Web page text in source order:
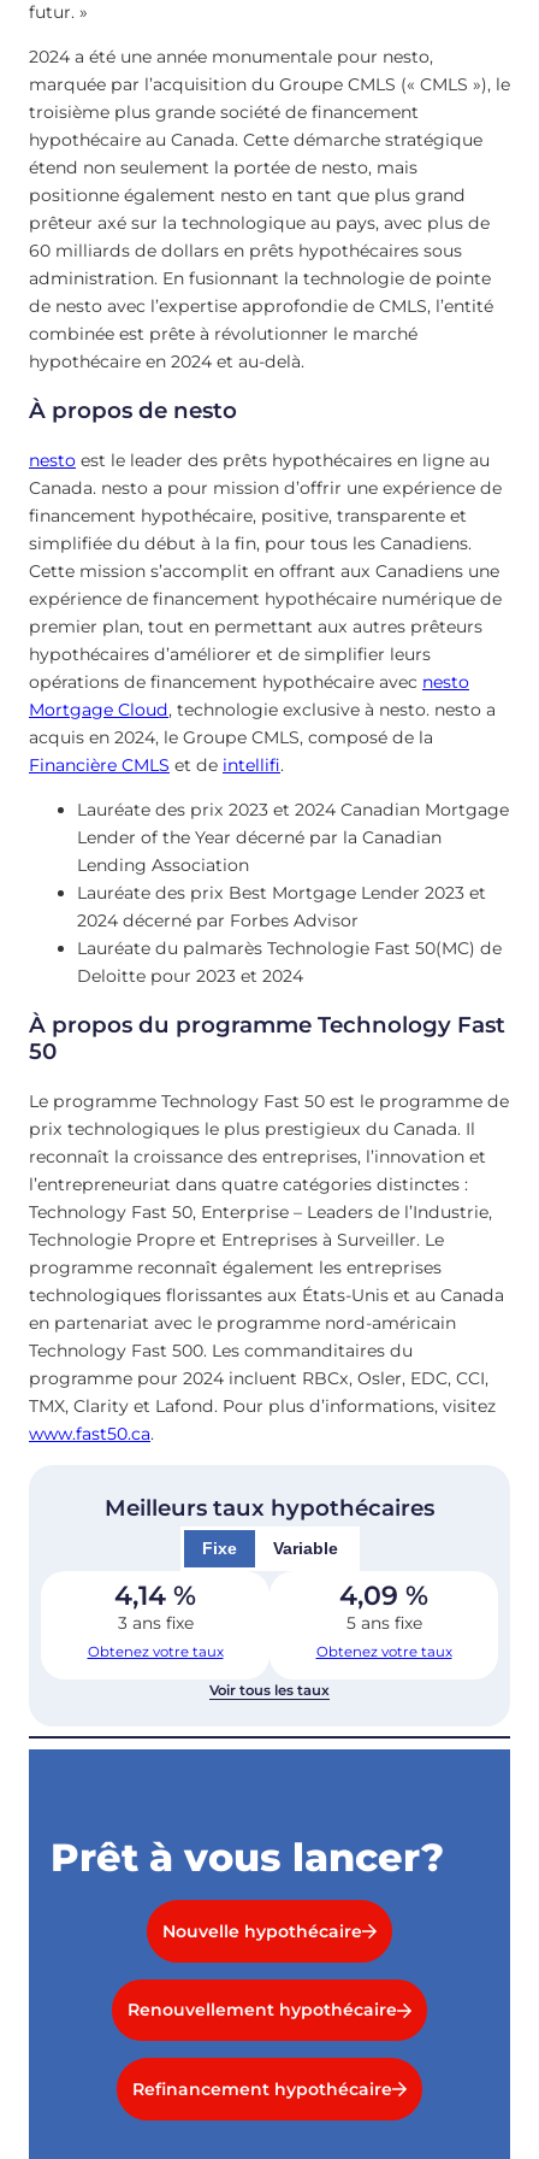
futur. »
2024 a été une année monumentale pour nesto,
marquée par l’acquisition du Groupe CMLS (« CMLS »), le
troisième plus grande société de financement
hypothécaire au Canada. Cette démarche stratégique
étend non seulement la portée de nesto, mais
positionne également nesto en tant que plus grand
prêteur axé sur la technologique au pays, avec plus de
60 milliards de dollars en prêts hypothécaires sous
administration. En fusionnant la technologie de pointe
de nesto avec l’expertise approfondie de CMLS, l’entité
combinée est prête à révolutionner le marché
hypothécaire en 2024 et au-delà.
À propos de nesto
nesto est le leader des prêts hypothécaires en ligne au
Canada. nesto a pour mission d’offrir une expérience de
financement hypothécaire, positive, transparente et
simplifiée du début à la fin, pour tous les Canadiens.
Cette mission s’accomplit en offrant aux Canadiens une
expérience de financement hypothécaire numérique de
premier plan, tout en permettant aux autres prêteurs
hypothécaires d’améliorer et de simplifier leurs
opérations de financement hypothécaire avec nesto
Mortgage Cloud, technologie exclusive à nesto. nesto a
acquis en 2024, le Groupe CMLS, composé de la
Financière CMLS et de intellifi.
Lauréate des prix 2023 et 2024 Canadian Mortgage
Lender of the Year décerné par la Canadian
Lending Association
Lauréate des prix Best Mortgage Lender 2023 et
2024 décerné par Forbes Advisor
Lauréate du palmarès Technologie Fast 50(MC) de
Deloitte pour 2023 et 2024
À propos du programme Technology Fast
50
Le programme Technology Fast 50 est le programme de
prix technologiques le plus prestigieux du Canada. Il
reconnaît la croissance des entreprises, l’innovation et
l’entrepreneuriat dans quatre catégories distinctes :
Technology Fast 50, Enterprise – Leaders de l’Industrie,
Technologie Propre et Entreprises à Surveiller. Le
programme reconnaît également les entreprises
technologiques florissantes aux États-Unis et au Canada
en partenariat avec le programme nord-américain
Technology Fast 500. Les commanditaires du
programme pour 2024 incluent RBCx, Osler, EDC, CCI,
TMX, Clarity et Lafond. Pour plus d’informations, visitez
www.fast50.ca.
Meilleurs taux hypothécaires
Fixe Variable
4,14 %
3 ans fixe
Obtenez votre taux
4,09 %
5 ans fixe
Obtenez votre taux
Voir tous les taux
Prêt à vous lancer?
Nouvelle hypothécaire
Renouvellement hypothécaire
Refinancement hypothécaire